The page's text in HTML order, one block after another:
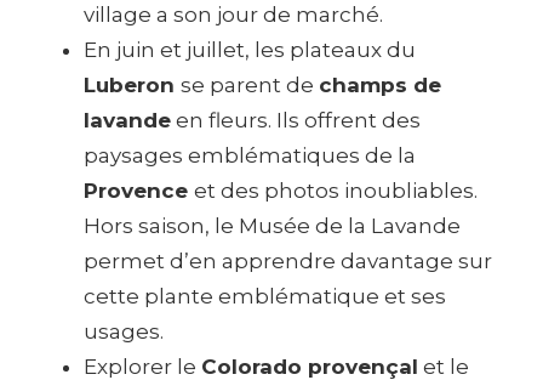
village a son jour de marché.
En juin et juillet, les plateaux du
Luberon se parent de champs de
lavande en fleurs. Ils offrent des
paysages emblématiques de la
Provence et des photos inoubliables.
Hors saison, le Musée de la Lavande
permet d’en apprendre davantage sur
cette plante emblématique et ses
usages.
Explorer le Colorado provençal et le